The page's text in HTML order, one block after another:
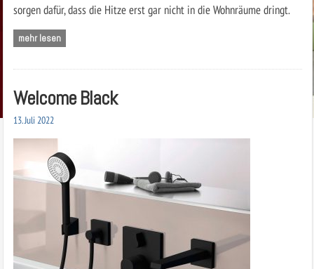
sorgen dafür, dass die Hitze erst gar nicht in die Wohnräume dringt.
mehr lesen
Welcome Black
13. Juli 2022